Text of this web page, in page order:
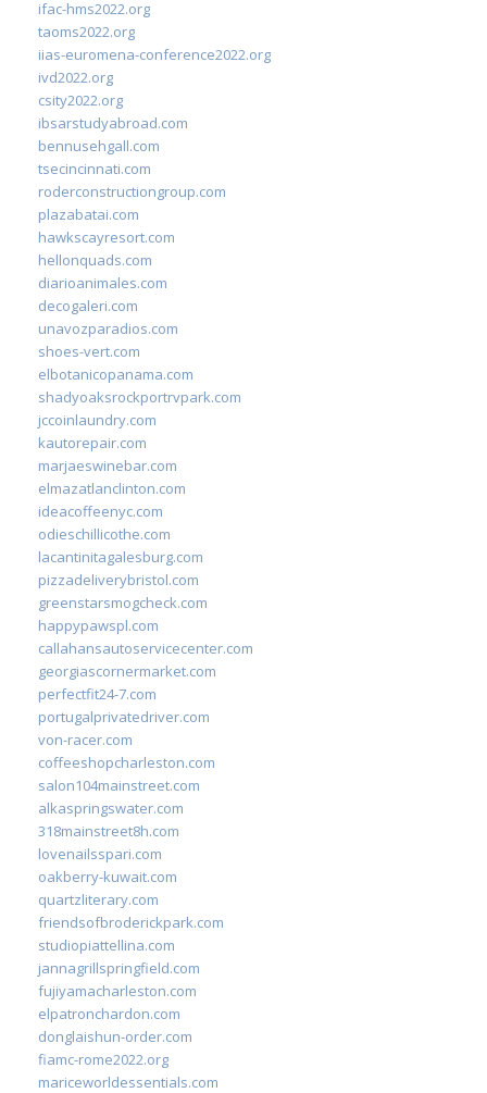
ifac-hms2022.org
taoms2022.org
iias-euromena-conference2022.org
ivd2022.org
csity2022.org
ibsarstudyabroad.com
bennusehgall.com
tsecincinnati.com
roderconstructiongroup.com
plazabatai.com
hawkscayresort.com
hellonquads.com
diarioanimales.com
decogaleri.com
unavozparadios.com
shoes-vert.com
elbotanicopanama.com
shadyoaksrockportrvpark.com
jccoinlaundry.com
kautorepair.com
marjaeswinebar.com
elmazatlanclinton.com
ideacoffeenyc.com
odieschillicothe.com
lacantinitagalesburg.com
pizzadeliverybristol.com
greenstarsmogcheck.com
happypawspl.com
callahansautoservicecenter.com
georgiascornermarket.com
perfectfit24-7.com
portugalprivatedriver.com
von-racer.com
coffeeshopcharleston.com
salon104mainstreet.com
alkaspringswater.com
318mainstreet8h.com
lovenailsspari.com
oakberry-kuwait.com
quartzliterary.com
friendsofbroderickpark.com
studiopiattellina.com
jannagrillspringfield.com
fujiyamacharleston.com
elpatronchardon.com
donglaishun-order.com
fiamc-rome2022.org
mariceworldessentials.com